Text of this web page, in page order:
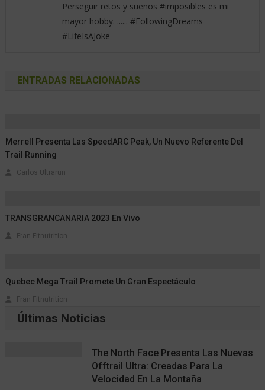
Perseguir retos y sueños #imposibles es mi
mayor hobby. ...... #FollowingDreams
#LifeIsAJoke
ENTRADAS RELACIONADAS
Merrell Presenta Las SpeedARC Peak, Un Nuevo Referente Del
Trail Running
Carlos Ultrarun
TRANSGRANCANARIA 2023 En Vivo
Fran Fitnutrition
Quebec Mega Trail Promete Un Gran Espectáculo
Fran Fitnutrition
Últimas Noticias
The North Face Presenta Las Nuevas
Offtrail Ultra: Creadas Para La
Velocidad En La Montaña